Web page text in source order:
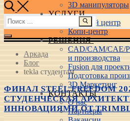
3D манипуляторы
УСЛУГИ
Учебный центр
Копи-центр
РЕШЕНИЯ
CAD/CAM/CAE/
и производства
Fusion для
Подготовка
3D Маркетинг
КОНТАКТЫ
О нас
Партнеры
Найти:
Аркада
Блог
tekla студентам
ФИНАЛ STEEL FREEDOM
СТУДЕНЧЕСКАЯ
ИННОВАЦИЯМИ ОТ